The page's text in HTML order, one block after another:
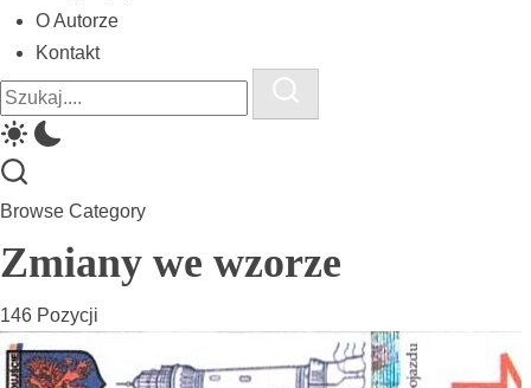
O Autorze
Kontakt
Close
Search
Search
Browse Category
Zmiany we wzorze
146 Pozycji